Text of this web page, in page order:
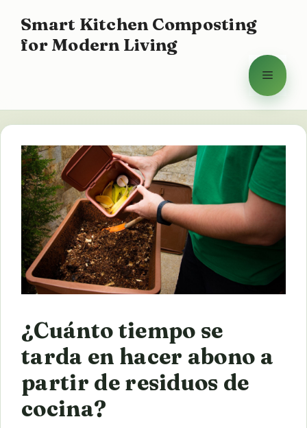
contenido
Smart Kitchen Composting
for Modern Living
Menú
¿Cuánto tiempo se
tarda en hacer abono a
partir de residuos de
cocina?